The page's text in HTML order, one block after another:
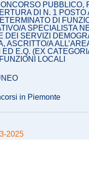
PUBBLICO,
DI N. 1 POSTO
DI
A SPECIALISTA
DEI SERVIZI
ASCRITTO/A
E.Q. (EX
LOCALI
in Piemonte
2025